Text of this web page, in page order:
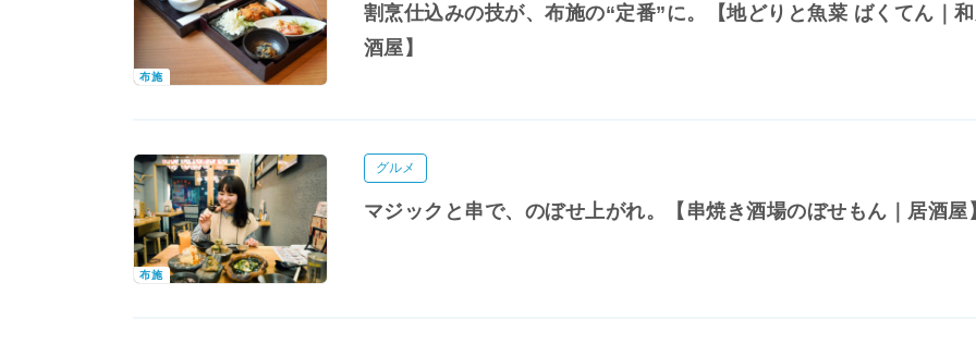
布施
割烹仕込みの技が、布施の“定番”に。【地どりと魚菜 ばくてん｜
酒屋】
布施
グルメ
マジックと串で、のぼせ上がれ。【串焼き酒場のぼせもん｜居酒屋